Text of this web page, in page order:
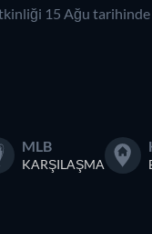
15 Ağu
MLB
KARŞILAŞMA